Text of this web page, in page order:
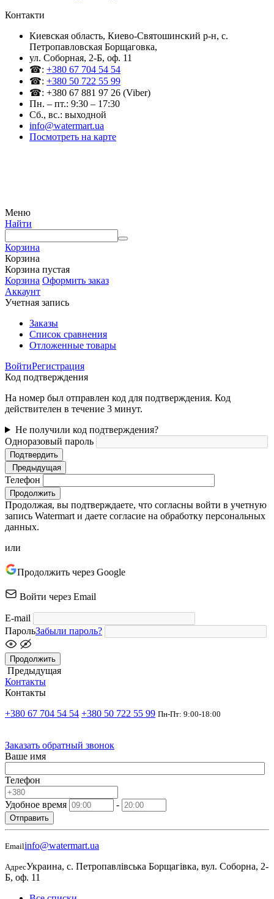
Контакти
Киевская область, Киево-Святошинский р-н, c.
Петропавловская Борщаговка,
ул. Соборная, 2-Б, оф. 11
☎: +380 67 704 54 54
☎: +380 50 722 55 99
☎: +380 67 881 97 26 (Viber)
Пн. – пт.: 9:30 – 17:30
Сб., вс.: выходной
info@watermart.ua
Посмотреть на карте
Меню
Найти
Корзина
Корзина
Корзина пустая
Корзина Оформить заказ
Аккаунт
Учетная запись
Заказы
Список сравнения
Отложенные товары
ВойтиРегистрация
Код подтверждения
На номер был отправлен код для подтверждения. Код
действителен в течение 3 минут.
Не получили код подтверждения?
Одноразовый пароль
Подтвердить
Предыдущая
Телефон
Продолжить
Продолжая, вы подтверждаете, что согласны войти в учетную
запись Watermart и даете согласие на обработку персональных
данных.
или
Продолжить через Google
Войти через Email
E-mail
ПарольЗабыли пароль?
Продолжить
Предыдущая
Контакты
Контакты
+380 67 704 54 54 +380 50 722 55 99 Пн-Пт: 9:00-18:00
Заказать обратный звонок
Ваше имя
Телефон
Удобное время -
Отправить
Emailinfo@watermart.ua
АдресУкраина, с. Петропавлівська Борщагівка, вул. Соборна, 2-
Б, оф. 11